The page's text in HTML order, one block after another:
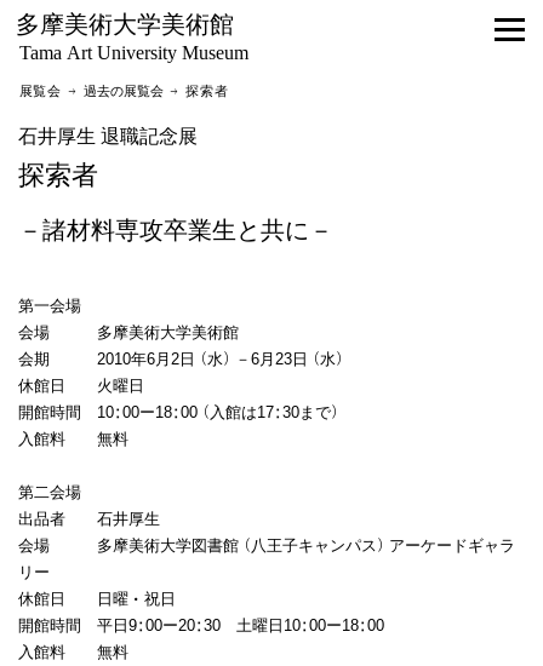
多摩美術大学美術館
Tama Art University Museum
展覧会 → 過去の展覧会→ 探索者
石井厚生 退職記念展
探索者
－諸材料専攻卒業生と共に－
第一会場
会場 多摩美術大学美術館
会期 2010年6月2日（水）－6月23日（水）
休館日 火曜日
開館時間 10:00ー18:00（入館は17:30まで）
入館料 無料
第二会場
出品者 石井厚生
会場 多摩美術大学図書館（八王子キャンパス）アーケードギャラ
リー
休館日 日曜・祝日
開館時間 平日9:00ー20:30 土曜日10:00ー18:00
入館料 無料